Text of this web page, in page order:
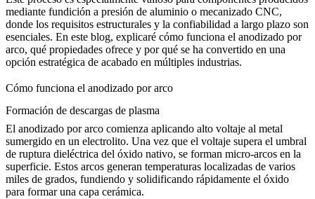
mediante fundición a presión de aluminio o mecanizado CNC,
donde los requisitos estructurales y la confiabilidad a largo plazo son
esenciales. En este blog, explicaré cómo funciona el anodizado por
arco, qué propiedades ofrece y por qué se ha convertido en una
opción estratégica de acabado en múltiples industrias.
Cómo funciona el anodizado por arco
Formación de descargas de plasma
El anodizado por arco comienza aplicando alto voltaje al metal
sumergido en un electrolito. Una vez que el voltaje supera el umbral
de ruptura dieléctrica del óxido nativo, se forman micro-arcos en la
superficie. Estos arcos generan temperaturas localizadas de varios
miles de grados, fundiendo y solidificando rápidamente el óxido
para formar una capa cerámica.